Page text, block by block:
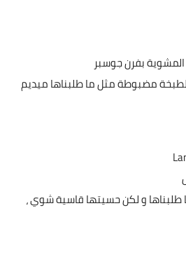
المشوية بفرن جوسبر
مضبوطة مثل ما طلبناها ميديم
و لكن حسيتها قاسية شوي ،